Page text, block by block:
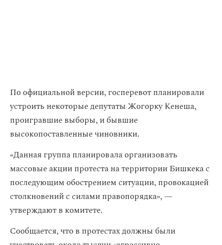
По официальной версии, госперевот планировали
устроить некоторые депутаты Жогорку Кенеша,
проигравшие выборы, и бывшие
высокопоставленные чиновники.
«Данная группа планировала организовать
массовые акции протеста на территории Бишкека с
последующим обострением ситуации, провокацией
столкновений с силами правопорядка», —
утверждают в комитете.
Сообщается, что в протестах должны были